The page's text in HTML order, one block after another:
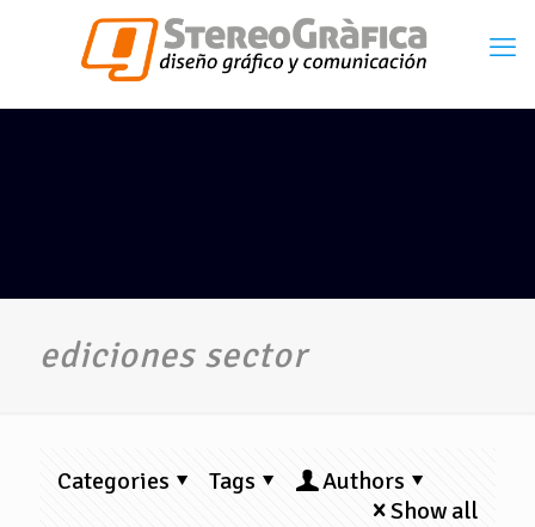
ediciones sector
Categories Tags
Authors
Show all